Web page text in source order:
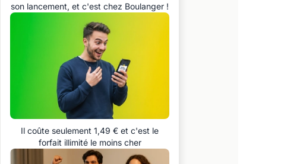
son lancement, et c'est chez Boulanger !
Il coûte seulement 1,49 € et c'est le
forfait illimité le moins cher